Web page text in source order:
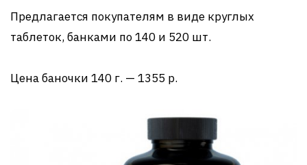
Предлагается покупателям в виде круглых
таблеток, банками по 140 и 520 шт.
Цена баночки 140 г. — 1355 р.